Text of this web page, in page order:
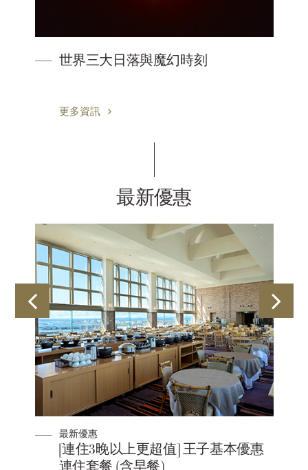
世界三大日落與魔幻時刻
更多資訊
最新優惠
最新優惠
[連住3晚以上更超值] 王子基本優惠
連住套餐 (含早餐)